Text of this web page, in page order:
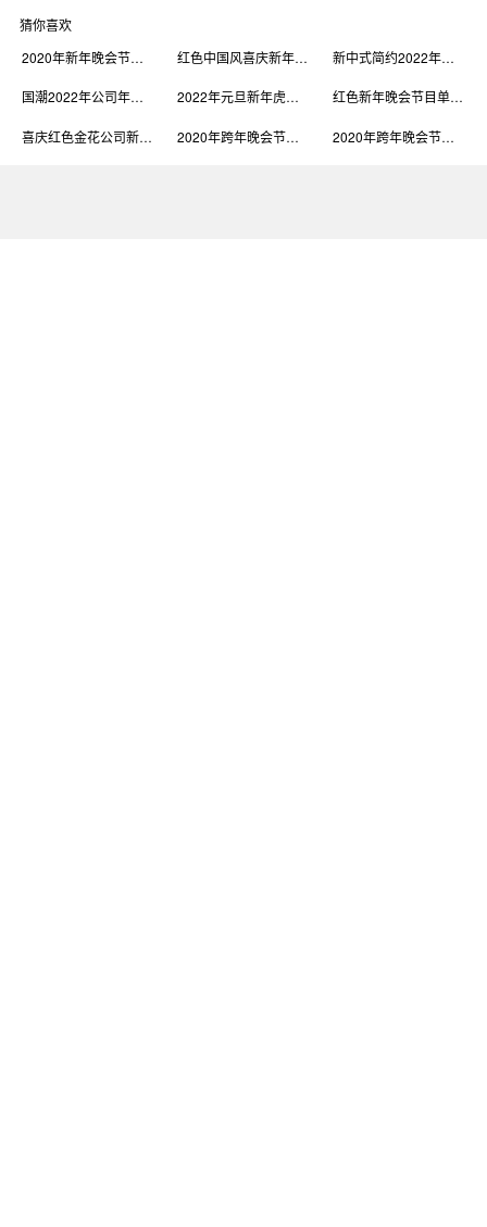
猜你喜欢
2020年新年晚会节目单宣传手机海报
红色中国风喜庆新年新春晚会节目单手机海报 新中式简约2022年年会晚会新年节目单
国潮2022年公司年会晚会新年节目单 2022年元旦新年虎年跨年晚会节目单 红色新年晚会节目单横屏宣传海报
喜庆红色金花公司新年晚会节目单DM宣传单 2020年跨年晚会节目单手机营销海报 2020年跨年晚会节目单手机海报